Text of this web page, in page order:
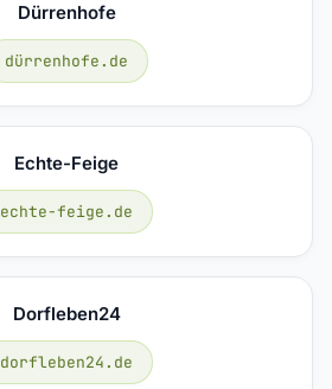
Dürrenhofe
dürrenhofe.de
Echte-Feige
echte-feige.de
Dorfleben24
dorfleben24.de